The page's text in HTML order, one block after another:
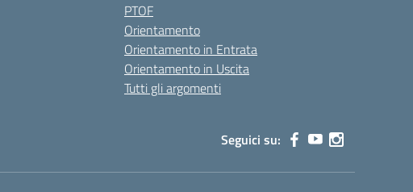
PTOF
Orientamento
Orientamento in Entrata
Orientamento in Uscita
Tutti gli argomenti
Seguici su: